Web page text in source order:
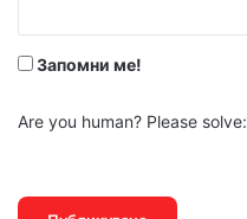
Запомни ме!
Are you human? Please solve: